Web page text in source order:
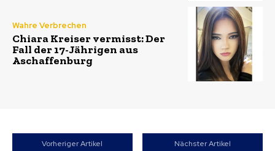
Wahre Verbrechen
Chiara Kreiser vermisst: Der
Fall der 17-Jährigen aus
Aschaffenburg
Vorheriger Artikel Nächster Artikel